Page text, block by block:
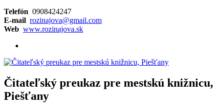
Telefón 0908424247
E-mail rozinajova@gmail.com
Web www.rozinajova.sk
Čitateľský preukaz pre mestskú knižnicu,
Piešťany